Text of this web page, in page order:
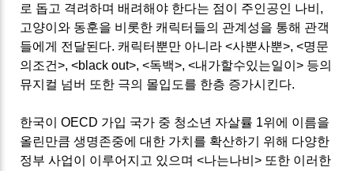
로 돕고 격려하며 배려해야 한다는 점이 주인공인 나비 ,
고양이와 동훈을 비롯한 캐릭터들의 관계성을 통해 관객
들에게 전달된다. 캐릭터뿐만 아니라<사뿐사뿐>, <명문
의조건>, <black out>, <독백>, <내가할수있는일이> 등의
뮤지컬 넘버 또한 극의 몰입도를 한층 증가시킨다.
한국이 OECD 가입 국가 중 청소년 자살률 1위에 이름을
올린만큼 생명존중에 대한 가치를 확산하기 위해 다양한
정부 사업이 이루어지고 있으며 <나는나비> 또한 이러한